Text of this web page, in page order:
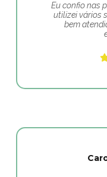
Eu confio nas
utilizei vários
bem